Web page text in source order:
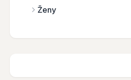
Ženy